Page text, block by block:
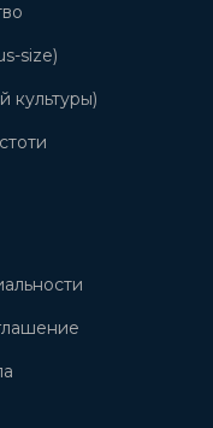
size)
культуры)